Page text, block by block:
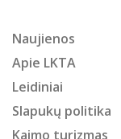
Naujienos
Apie LKTA
Leidiniai
Slapukų politika
Kaimo turizmas